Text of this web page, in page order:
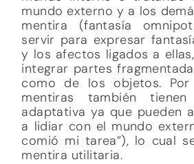
mundo externo y a los
mentira (fantasía
servir para expresar
y los afectos ligados a
integrar partes
como de los objetos.
mentiras también
adaptativa ya que pueden
a lidiar con el mundo
comió mi tarea”), lo cual
mentira utilitaria.